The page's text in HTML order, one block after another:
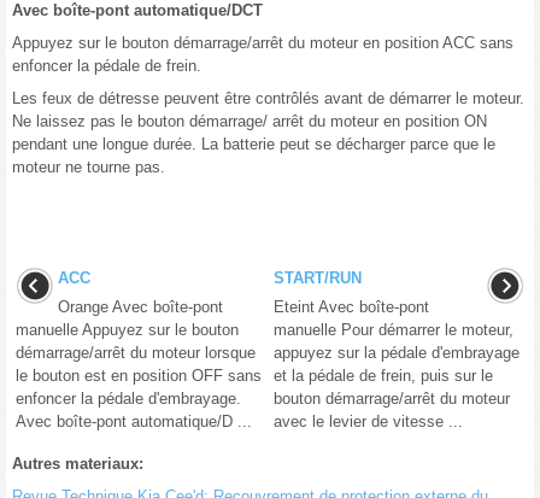
Avec boîte-pont automatique/DCT
Appuyez sur le bouton démarrage/arrêt du moteur en position ACC sans
enfoncer la pédale de frein.
Les feux de détresse peuvent être contrôlés avant de démarrer le moteur.
Ne laissez pas le bouton démarrage/ arrêt du moteur en position ON
pendant une longue durée. La batterie peut se décharger parce que le
moteur ne tourne pas.
ACC
Orange Avec boîte-pont
manuelle Appuyez sur le bouton
démarrage/arrêt du moteur lorsque
le bouton est en position OFF sans
enfoncer la pédale d'embrayage.
Avec boîte-pont automatique/D ...
START/RUN
Eteint Avec boîte-pont
manuelle Pour démarrer le moteur,
appuyez sur la pédale d'embrayage
et la pédale de frein, puis sur le
bouton démarrage/arrêt du moteur
avec le levier de vitesse ...
Autres materiaux: